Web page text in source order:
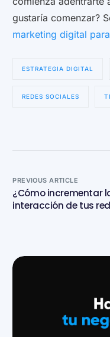
gustaría comenzar?
marketing digital
ESTRATEGIA DIGITAL
REDES SOCIALES
PREVIOUS ARTICLE
¿Cómo incrementar
interacción de tus